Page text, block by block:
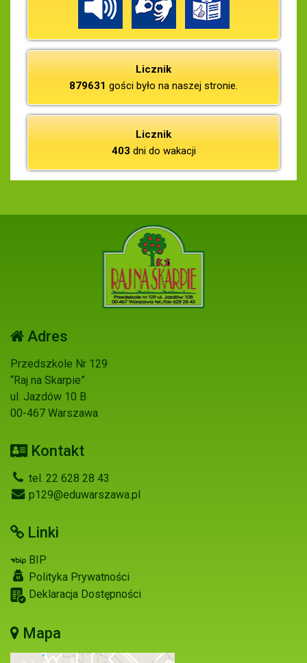
Licznik
879631 gości było na naszej stronie.
Licznik
403 dni do wakacji
Adres
Przedszkole Nr 129
“Raj na Skarpie”
ul. Jazdów 10 B
00-467 Warszawa
Kontakt
tel. 22 628 28 43
p129@eduwarszawa.pl
Linki
BIP
Polityka Prywatności
Deklaracja Dostępności
Mapa